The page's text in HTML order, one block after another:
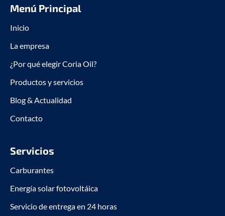
b
o
o
-
t
e
d
n
Menú Principal
Inicio
La empresa
¿Por qué elegir Coria Oil?
Productos y servicios
Blog & Actualidad
Contacto
Servicios
Carburantes
Energía solar fotovoltáica
Servicio de entrega en 24 horas